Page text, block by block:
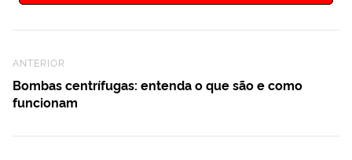
Previous Post
ANTERIOR
Bombas centrífugas: entenda o que são e como
funcionam